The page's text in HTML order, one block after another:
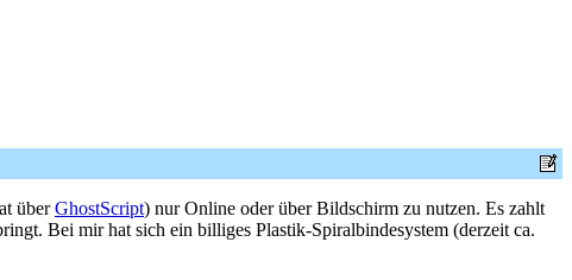
überGhostScript) nur Online oder über Bildschirm zu nutzen. Es zahlt
Bei mir hat sich ein billiges Plastik-Spiralbindesystem (derzeit ca.